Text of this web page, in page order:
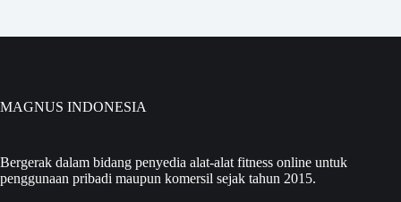
MAGNUS INDONESIA
Bergerak dalam bidang penyedia alat-alat fitness online untuk
penggunaan pribadi maupun komersil sejak tahun 2015.